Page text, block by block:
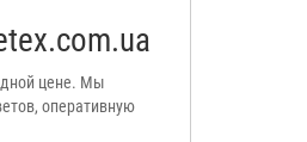
цене. Мы
оперативную